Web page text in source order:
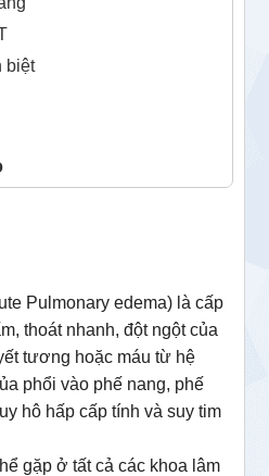
biệt
Pulmonary edema) là cấp
thoát nhanh, đột ngột của
tương hoặc máu từ hệ
phổi vào phế nang, phế
hô hấp cấp tính và suy tim
gặp ở tất cả các khoa lâm